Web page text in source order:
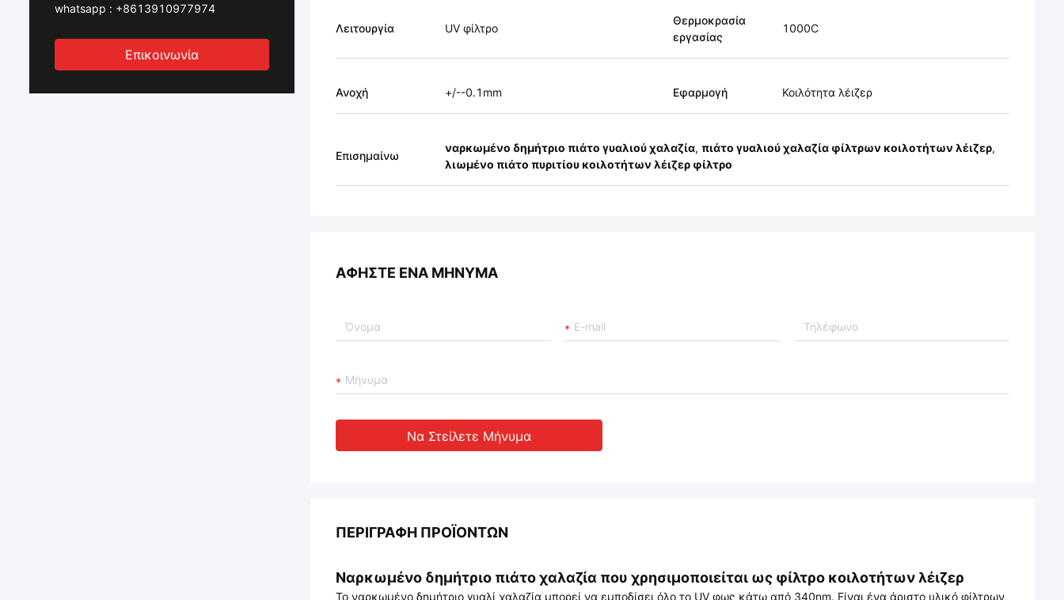
whatsapp : +8613910977974
Επικοινωνία
Λειτουργία UV φίλτρο
Θερμοκρασία
εργασίας
1000C
Ανοχή +/--0.1mm Εφαρμογή Κοιλότητα λέιζερ
Επισημαίνω
ναρκωμένο δημήτριο πιάτο γυαλιού χαλαζία, πιάτο γυαλιού χαλαζία φίλτρων κοιλοτήτων λέιζερ,
λιωμένο πιάτο πυριτίου κοιλοτήτων λέιζερ φίλτρο
ΑΦΉΣΤΕ ΈΝΑ ΜΉΝΥΜΑ
Να Στείλετε Μήνυμα
ΠΕΡΙΓΡΑΦΉ ΠΡΟΪΌΝΤΩΝ
Ναρκωμένο δημήτριο πιάτο χαλαζία που χρησιμοποιείται ως φίλτρο κοιλοτήτων λέιζερ
Το ναρκωμένο δημήτριο γυαλί χαλαζία μπορεί να εμποδίσει όλο το UV φως κάτω από 340nm. Είναι ένα άριστο υλικό φίλτρων